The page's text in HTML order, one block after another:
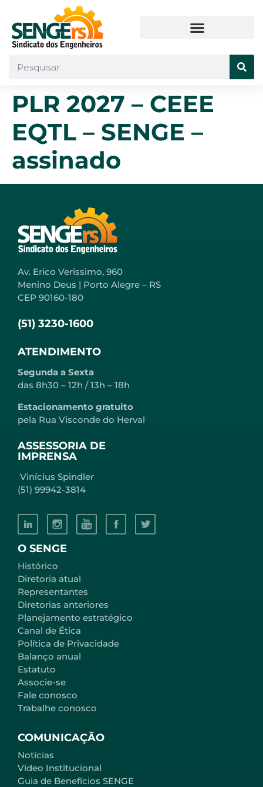
PLR 2027 – CEEE
EQTL – SENGE –
assinado
O SENGE
Histórico
Diretoria atual
Representantes
Diretorias anteriores
Planejamento estratégico
Canal de Ética
Política de Privacidade
Balanço anual
Estatuto
Associe-se
Fale conosco
Trabalhe conosco
COMUNICAÇÃO
Notícias
Vídeo Institucional
Guia de Benefícios SENGE
Av. Erico Verissimo, 960
Menino Deus | Porto Alegre – RS
CEP 90160-180
(51) 3230-1600
ATENDIMENTO
Segunda a Sexta
das 8h30 – 12h / 13h – 18h
Estacionamento gratuito
pela Rua Visconde do Herval
ASSESSORIA DE
IMPRENSA
Vinícius Spindler
(51) 99942-3814